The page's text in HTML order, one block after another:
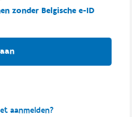
zonder Belgische e-ID
aanmelden?